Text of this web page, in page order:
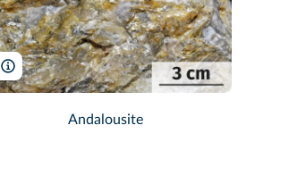
Parent Géry/Wikimedia
Andalousite